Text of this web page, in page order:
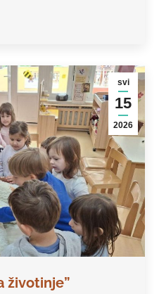
svi
15
2026
životinje”